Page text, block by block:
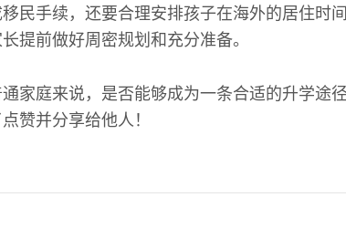
民手续，还要合理安排孩子在海外的居住时
提前做好周密规划和充分准备。
家庭来说，是否能够成为一条合适的升学途
赞并分享给他人！